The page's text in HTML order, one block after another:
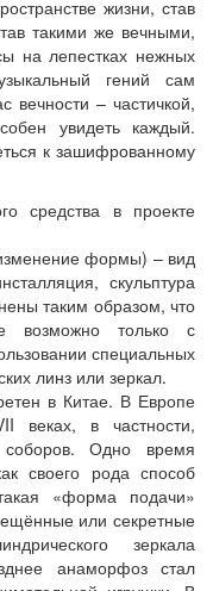
жизни, став
такими же вечными,
на лепестках нежных
гений сам
вечности – частичкой,
увидеть каждый.
к зашифрованному
средства в проекте
формы) – вид
скульптура
таким образом, что
возможно только с
специальных
линз или зеркал.
в Китае. В Европе
веках, в частности,
Одно время
своего рода способ
«форма подачи»
или секретные
зеркала
анаморфоз стал